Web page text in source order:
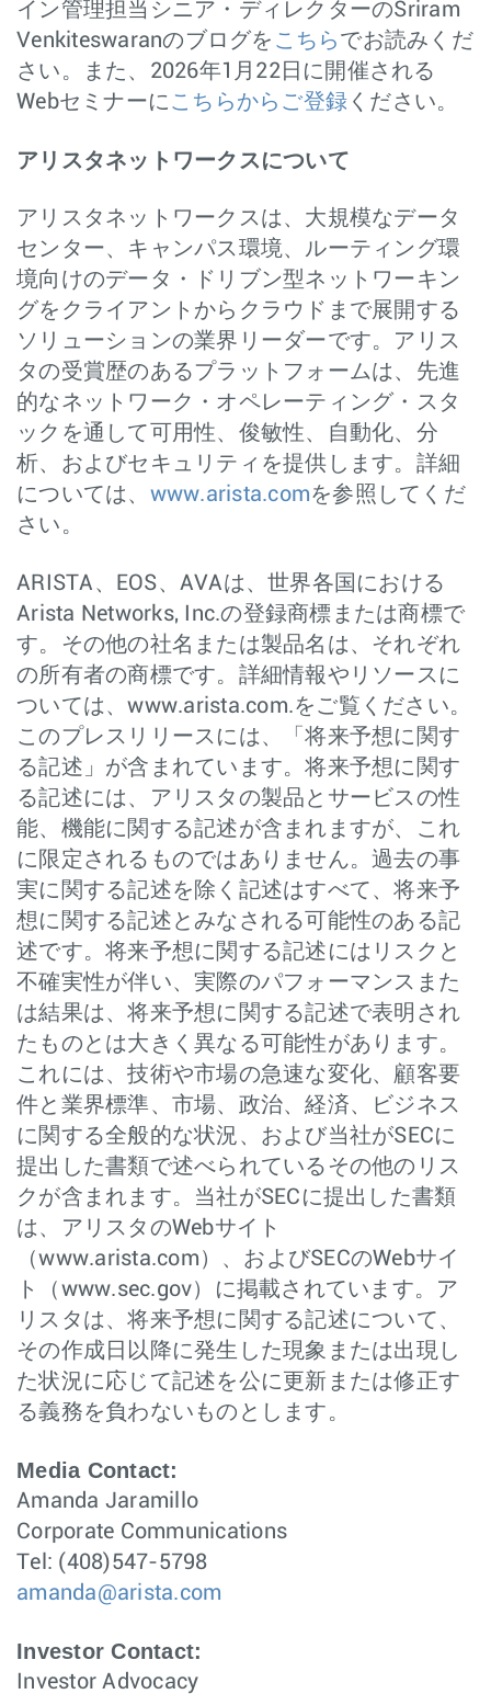
イン管理担当シニア・ディレクターのSriram
Venkiteswaranのブログを こちら でお読みくだ
さい。また、2026年1月22日に開催される
Webセミナーに こちらからご登録 ください。
アリスタネットワークスについて
アリスタネットワークスは、大規模なデータ
センター、キャンパス環境、ルーティング環
境向けのデータ・ドリブン型ネットワーキン
グをクライアントからクラウドまで展開する
ソリューションの業界リーダーです。アリス
タの受賞歴のあるプラットフォームは、先進
的なネットワーク・オペレーティング・スタ
ックを通して可用性、俊敏性、自動化、分
析、およびセキュリティを提供します。詳細
については、 www.arista.comを参照してくだ
さい。
ARISTA、EOS、AVAは、世界各国における
Arista Networks, Inc.の登録商標または商標で
す。その他の社名または製品名は、それぞれ
の所有者の商標です。詳細情報やリソースに
ついては、www.arista.com.をご覧ください。
このプレスリリースには、「将来予想に関す
る記述」が含まれています。将来予想に関す
る記述には、アリスタの製品とサービスの性
能、機能に関する記述が含まれますが、これ
に限定されるものではありません。過去の事
実に関する記述を除く記述はすべて、将来予
想に関する記述とみなされる可能性のある記
述です。将来予想に関する記述にはリスクと
不確実性が伴い、実際のパフォーマンスまた
は結果は、将来予想に関する記述で表明され
たものとは大きく異なる可能性があります。
これには、技術や市場の急速な変化、顧客要
件と業界標準、市場、政治、経済、ビジネス
に関する全般的な状況、および当社がSECに
提出した書類で述べられているその他のリス
クが含まれます。当社がSECに提出した書類
は、アリスタのWebサイト
（www.arista.com）、およびSECのWebサイ
ト（www.sec.gov）に掲載されています。ア
リスタは、将来予想に関する記述について、
その作成日以降に発生した現象または出現し
た状況に応じて記述を公に更新または修正す
る義務を負わないものとします。
Media Contact:
Amanda Jaramillo
Corporate Communications
Tel: (408)547-5798
amanda@arista.com
Investor Contact:
Investor Advocacy